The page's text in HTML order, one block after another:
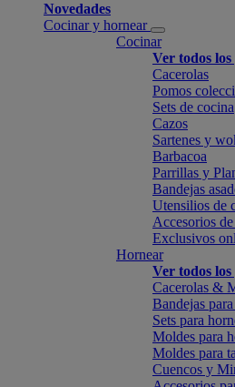
Novedades
Cocinar y hornear
Cocinar
Ver todos
Cacerolas
Pomos
Sets de cocina
Cazos
Sartenes y
Barbacoa
Parrillas y
Bandejas
Utensilios de
Accesorios
Exclusivos
Hornear
Ver todos
Cacerolas &
Bandejas
Sets para
Moldes para
Moldes para
Cuencos y